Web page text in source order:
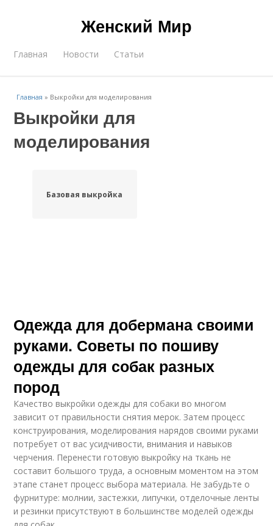
Женский Мир
Главная Новости Статьи
Главная » Выкройки для моделирования
Выкройки для
моделирования
Базовая выкройка
Одежда для добермана своими
руками. Советы по пошиву
одежды для собак разных
пород
Качество выкройки одежды для собаки во многом
зависит от правильности снятия мерок. Затем процесс
конструирования, моделирования нарядов своими руками
потребует от вас усидчивости, внимания и навыков
черчения. Перенести готовую выкройку на ткань не
составит большого труда, а основным моментом на этом
этапе станет процесс выбора материала. Не забудьте о
фурнитуре: молнии, застежки, липучки, отделочные ленты
и резинки присутствуют в большинстве моделей одежды